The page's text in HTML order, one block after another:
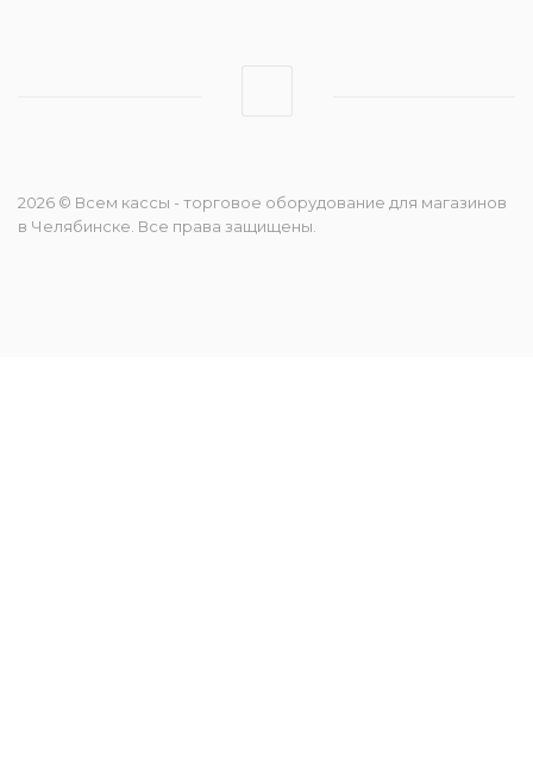
2026 © Всем кассы - торговое оборудование для магазинов
в Челябинске. Все права защищены.